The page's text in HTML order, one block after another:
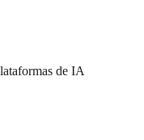
de IA